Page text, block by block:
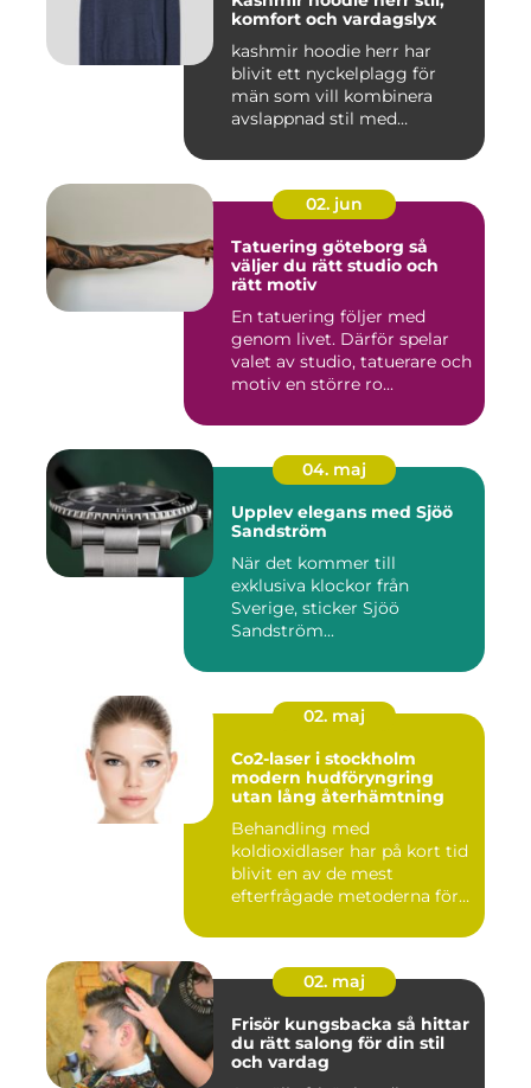
komfort och vardagslyx
kashmir hoodie herr har
blivit ett nyckelplagg för
män som vill kombinera
avslappnad stil med
02. jun
Tatuering göteborg så
väljer du rätt studio och
rätt motiv
En tatuering följer med
genom livet. Därför spelar
valet av studio, tatuerare och
motiv en större ro...
04. maj
Upplev elegans med Sjöö
Sandström
När det kommer till
exklusiva klockor från
Sverige, sticker Sjöö
Sandström...
02. maj
Co2-laser i stockholm
modern hudföryngring
utan lång återhämtning
Behandling med
koldioxidlaser har på kort tid
blivit en av de mest
efterfrågade metoderna för
02. maj
Frisör kungsbacka så hittar
du rätt salong för din stil
och vardag